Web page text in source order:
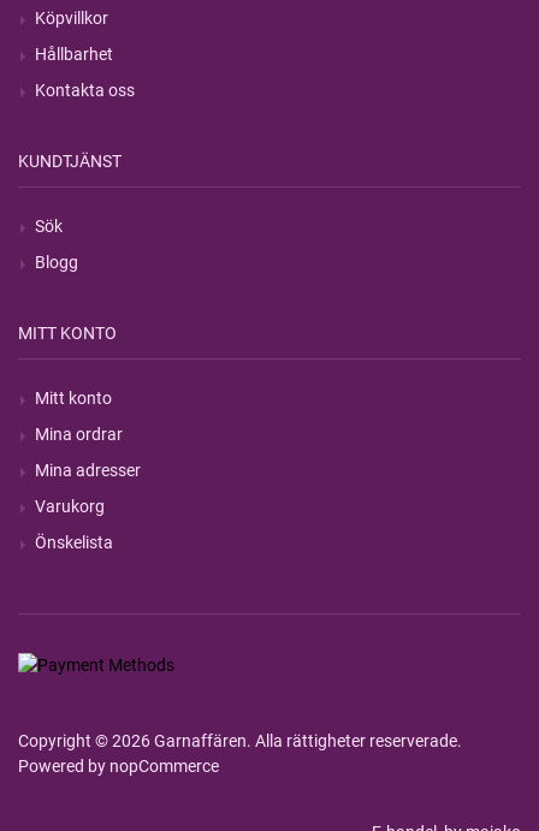
Köpvillkor
Hållbarhet
Kontakta oss
KUNDTJÄNST
Sök
Blogg
MITT KONTO
Mitt konto
Mina ordrar
Mina adresser
Varukorg
Önskelista
Copyright © 2026 Garnaffären. Alla rättigheter reserverade.
Powered by nopCommerce